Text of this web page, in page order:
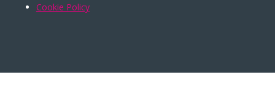
Cookie Policy